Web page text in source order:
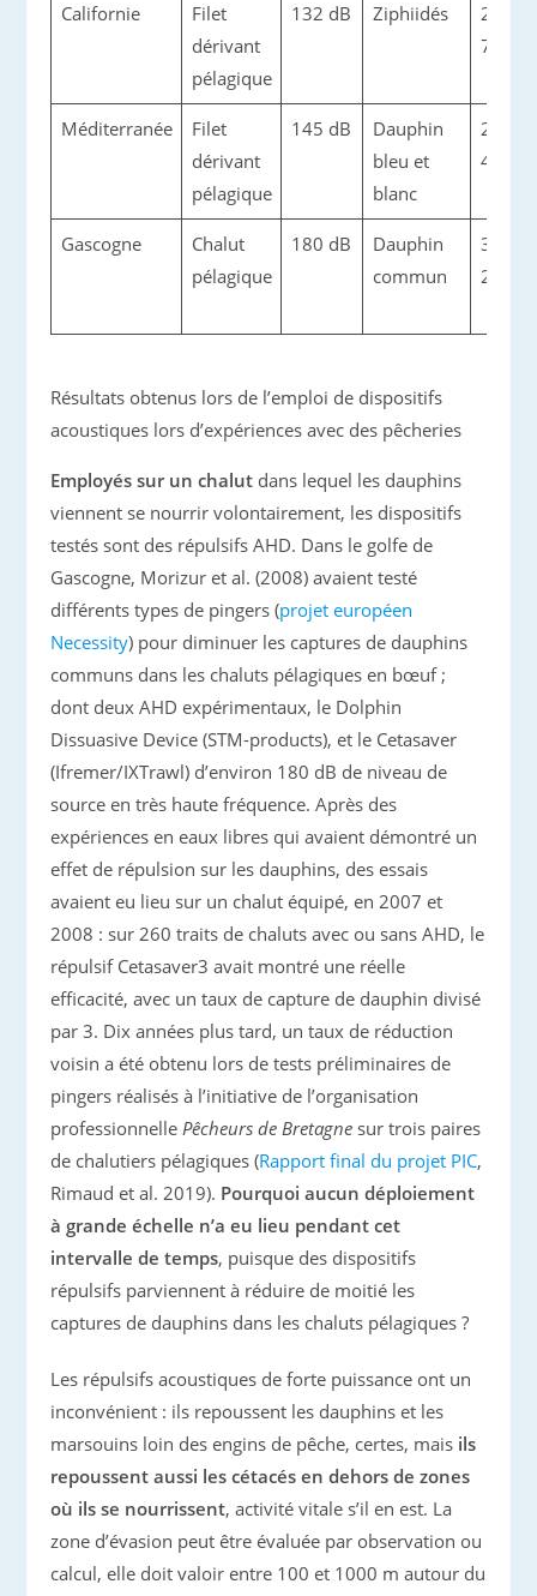
Californie
Filet
dérivant
pélagique
132 dB Ziphiidés
2 (n =
7683)
Méditerranée
Filet
dérivant
pélagique
145 dB
Dauphin
bleu et
blanc
2,6 (n
405)
Gascogne
Chalut
pélagique
180 dB
Dauphin
commun
3,1 (n
260)
Résultats obtenus lors de l’emploi de dispositifs
acoustiques lors d’expériences avec des pêcheries
Employés sur un chalut dans lequel les dauphins
viennent se nourrir volontairement, les dispositifs
testés sont des répulsifs AHD. Dans le golfe de
Gascogne, Morizur et al. (2008) avaient testé
différents types de pingers (projet européen
Necessity) pour diminuer les captures de dauphins
communs dans les chaluts pélagiques en bœuf ;
dont deux AHD expérimentaux, le Dolphin
Dissuasive Device (STM-products), et le Cetasaver
(Ifremer/IXTrawl) d’environ 180 dB de niveau de
source en très haute fréquence. Après des
expériences en eaux libres qui avaient démontré un
effet de répulsion sur les dauphins, des essais
avaient eu lieu sur un chalut équipé, en 2007 et
2008 : sur 260 traits de chaluts avec ou sans AHD, le
répulsif Cetasaver3 avait montré une réelle
efficacité, avec un taux de capture de dauphin divisé
par 3. Dix années plus tard, un taux de réduction
voisin a été obtenu lors de tests préliminaires de
pingers réalisés à l’initiative de l’organisation
professionnellePêcheurs de Bretagne sur trois paires
de chalutiers pélagiques (Rapport final du projet PIC,
Rimaud et al. 2019). Pourquoi aucun déploiement
à grande échelle n’a eu lieu pendant cet
intervalle de temps, puisque des dispositifs
répulsifs parviennent à réduire de moitié les
captures de dauphins dans les chaluts pélagiques ?
Les répulsifs acoustiques de forte puissance ont un
inconvénient : ils repoussent les dauphins et les
marsouins loin des engins de pêche, certes, mais ils
repoussent aussi les cétacés en dehors de zones
où ils se nourrissent, activité vitale s’il en est. La
zone d’évasion peut être évaluée par observation ou
calcul, elle doit valoir entre 100 et 1000 m autour du